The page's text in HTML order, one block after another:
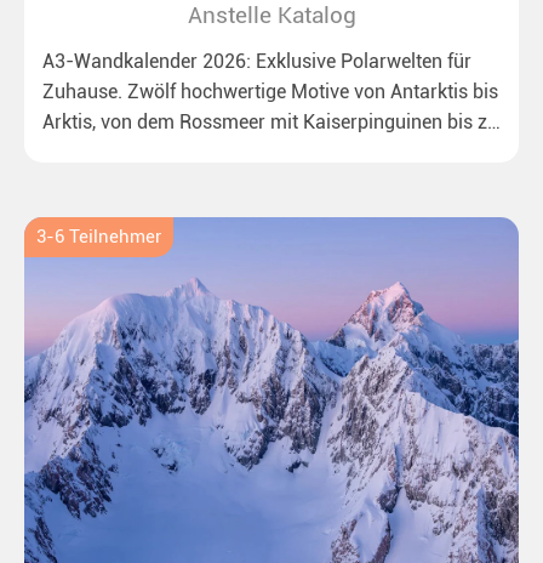
Anstelle Katalog
A3-Wandkalender 2026: Exklusive Polarwelten für
Zuhause. Zwölf hochwertige Motive von Antarktis bis
Arktis, von dem Rossmeer mit Kaiserpinguinen bis zu
3-6 Teilnehmer